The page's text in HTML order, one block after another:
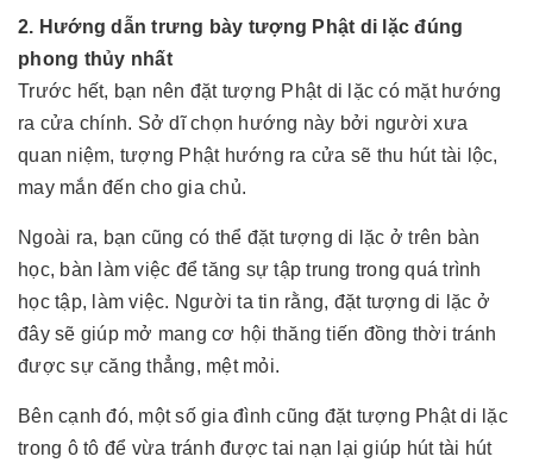
2. Hướng dẫn trưng bày tượng Phật di lặc đúng
phong thủy nhất
Trước hết, bạn nên đặt tượng Phật di lặc có mặt hướng
ra cửa chính. Sở dĩ chọn hướng này bởi người xưa
quan niệm, tượng Phật hướng ra cửa sẽ thu hút tài lộc,
may mắn đến cho gia chủ.
Ngoài ra, bạn cũng có thể đặt tượng di lặc ở trên bàn
học, bàn làm việc để tăng sự tập trung trong quá trình
học tập, làm việc. Người ta tin rằng, đặt tượng di lặc ở
đây sẽ giúp mở mang cơ hội thăng tiến đồng thời tránh
được sự căng thẳng, mệt mỏi.
Bên cạnh đó, một số gia đình cũng đặt tượng Phật di lặc
trong ô tô để vừa tránh được tai nạn lại giúp hút tài hút